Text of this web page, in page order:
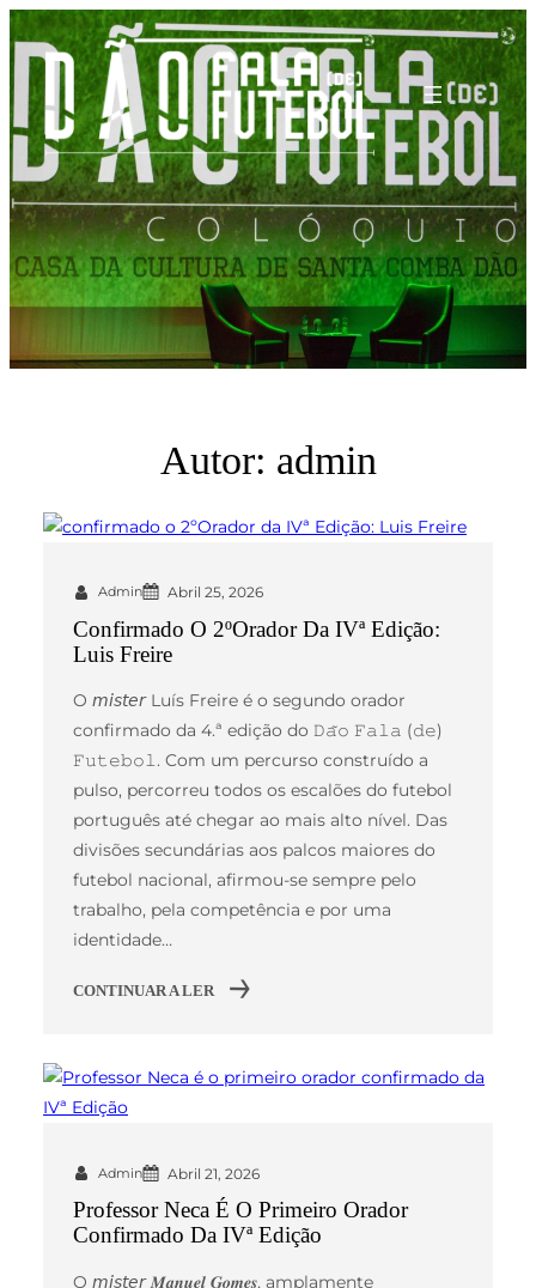
Saltar
para
o
conteúdo
Autor: admin
Admin Abril 25, 2026
Confirmado O 2ºOrador Da IVª Edição:
Luis Freire
O 𝘮𝘪𝘴𝘵𝘦𝘳 Luís Freire é o segundo orador
confirmado da 4.ª edição do 𝙳𝚊̃𝚘 𝙵𝚊𝚕𝚊 (𝚍𝚎)
𝙵𝚞𝚝𝚎𝚋𝚘𝚕. Com um percurso construído a
pulso, percorreu todos os escalões do futebol
português até chegar ao mais alto nível. Das
divisões secundárias aos palcos maiores do
futebol nacional, afirmou-se sempre pelo
trabalho, pela competência e por uma
identidade…
CONTINUAR A LER
Admin Abril 21, 2026
Professor Neca É O Primeiro Orador
Confirmado Da IVª Edição
O 𝘮𝘪𝘴𝘵𝘦𝘳 𝑴𝒂𝒏𝒖𝒆𝒍 𝑮𝒐𝒎𝒆𝒔, amplamente